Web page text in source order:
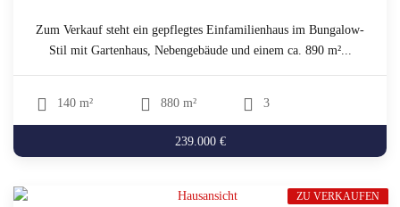
Zum Verkauf steht ein gepflegtes Einfamilienhaus im Bungalow-
Stil mit Gartenhaus, Nebengebäude und einem ca. 890 m²...
140 m² 880 m² 3
239.000 €
ZU VERKAUFEN